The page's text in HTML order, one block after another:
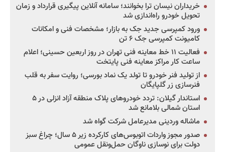
خریداران نیسان ترا بخوانند؛ سامانه آنلاین پیگیری قرارداد و زمان
تحویل خودرو راه‌اندازی شد
ورود کمپرسی جدید جک به بازار؛ مشخصات فنی و امکانات
کامیونت کمپرسی جک ۶ تن
فعالیت ۱۱ خط معاینه فنی تهران در روز اربعین حسینی؛ اعلام
ساعت کار مراکز معاینه فنی پایتخت
از تولید فنر خودرو تا تولد یک نماد بورسی؛ روایت سفر به قلب
فنرسازی زر گلپایگان
استاندار گیلان: تردد خودروهای پلاک منطقه آزاد انزلی در ۵
استان شمالی بلامانع شد
ماشاله وردینی مدیرعامل شرکت گواه شد
صدور مجوز واردات اتوبوس‌های کارکرده زیر ۵ سال؛ چراغ سبز
دولت برای نوسازی ناوگان حمل‌ونقل عمومی